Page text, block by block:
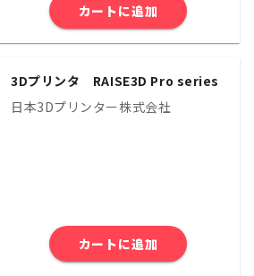
カートに追加
3Dプリンタ RAISE3D Pro series
日本3Dプリンター株式会社
カートに追加